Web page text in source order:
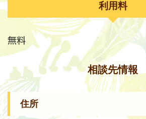
利用料
無料
相談先情報
住所